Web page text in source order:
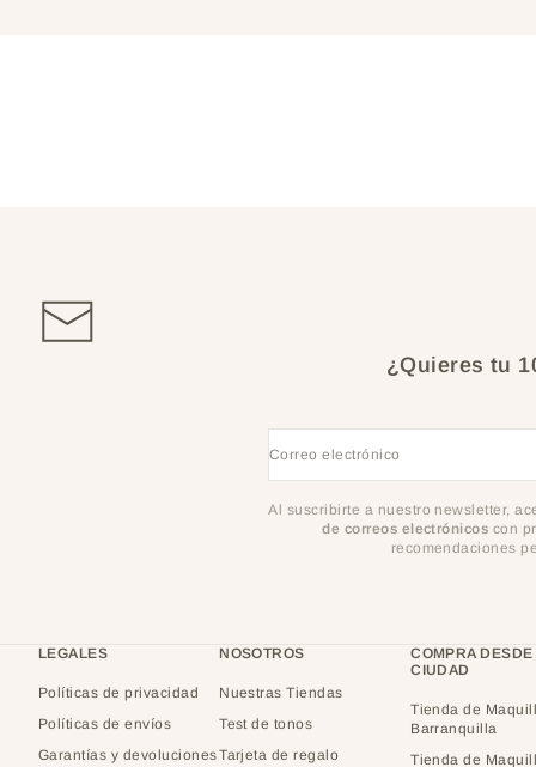
¿Quieres tu
Correo electrónico
Al suscribirte a nuestro newsletter,
de correos electrónicos con
recomendaciones
LEGALES
Políticas de privacidad
Políticas de envíos
Garantías y devoluciones
NOSOTROS
Nuestras Tiendas
Test de tonos
Tarjeta de regalo
COMPRA
CIUDAD
Tienda de
Barranquilla
Tienda de